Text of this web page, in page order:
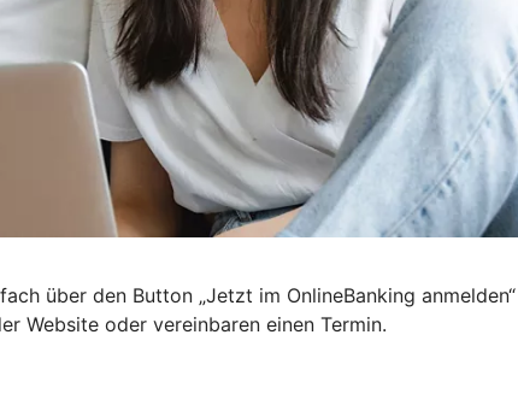
über den Button „Jetzt im OnlineBanking
Website oder vereinbaren einen Termin.